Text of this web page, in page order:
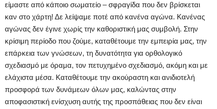
είμαστε από κάποιο σωματείο – σφραγίδα που δεν βρίσκεται
καν στο χάρτη! Δε λείψαμε ποτέ από κανένα αγώνα. Κανένας
αγώνας δεν έγινε χωρίς την καθοριστική μας συμβολή. Στην
κρίσιμη περίοδο που ζούμε, καταθέτουμε την εμπειρία μας, την
επάρκεια των γνώσεων, τη δυνατότητα για ορθολογικό
σχεδιασμό με όραμα, τον πετυχημένο σχεδιασμό, ακόμη και με
ελάχιστα μέσα. Καταθέτουμε την ακούραστη και ανιδιοτελή
προσφορά των δυνάμεων όλων μας, καλώντας στην
αποφασιστική ενίσχυση αυτής της προσπάθειας που δεν είναι